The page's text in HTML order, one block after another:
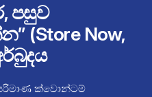
පසුව
(Store Now,
ක්වොන්ටම්